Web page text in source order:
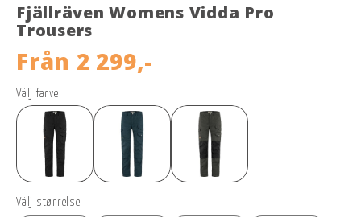
Fjällräven Womens Vidda Pro
Trousers
Från 2 299,-
Välj farve
Välj størrelse